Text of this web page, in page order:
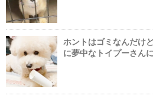
ホントはゴミなんだけ
に夢中なトイプーさん